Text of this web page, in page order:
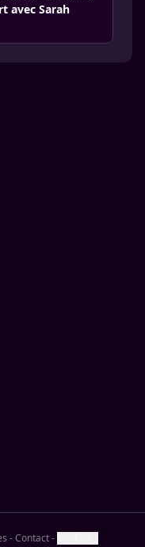
avec Sarah
-Contact-